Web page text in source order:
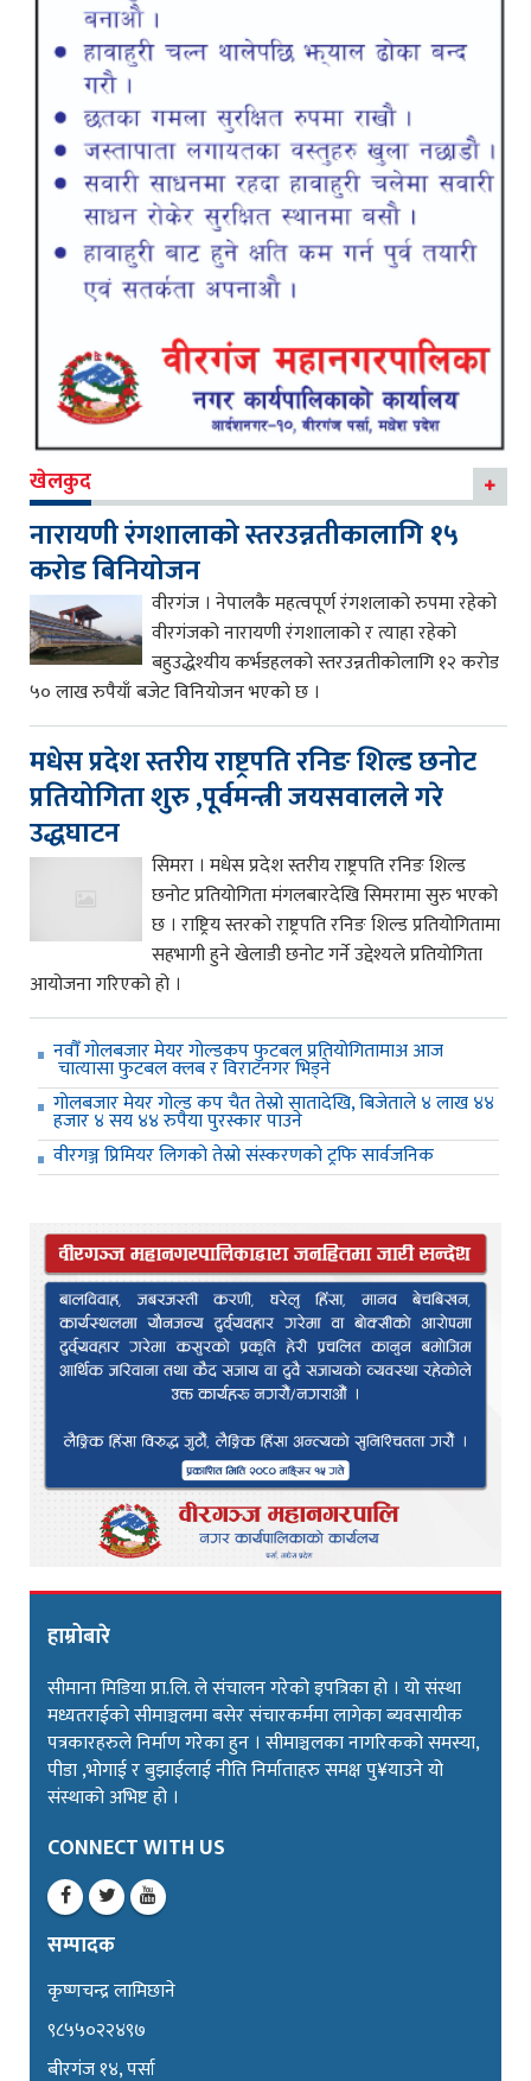
खेलकुद
नारायणी रंगशालाको स्तरउन्नतीकालागि १५
करोड बिनियोजन
वीरगंज । नेपालकै महत्वपूर्ण रंगशलाको रुपमा रहेको
वीरगंजको नारायणी रंगशालाको र त्याहा रहेको
बहुउद्धेश्यीय कर्भडहलको स्तरउन्नतीकोलागि १२ करोड
५० लाख रुपैयाँ बजेट विनियोजन भएको छ ।
मधेस प्रदेश स्तरीय राष्ट्रपति रनिङ शिल्ड छनोट
प्रतियोगिता शुरु ,पूर्वमन्त्री जयसवालले गरे
उद्धघाटन
सिमरा । मधेस प्रदेश स्तरीय राष्ट्रपति रनिङ शिल्ड
छनोट प्रतियोगिता मंगलबारदेखि सिमरामा सुरु भएको
छ । राष्ट्रिय स्तरको राष्ट्रपति रनिङ शिल्ड प्रतियोगितामा
सहभागी हुने खेलाडी छनोट गर्ने उद्देश्यले प्रतियोगिता
आयोजना गरिएको हो ।
नवौँ गोलबजार मेयर गोल्डकप फुटबल प्रतियोगितामाअ आज
चात्यासा फुटबल क्लब र विराटनगर भिड्ने
गोलबजार मेयर गोल्ड कप चैत तेस्रो सातादेखि, बिजेताले ४ लाख ४४
हजार ४ सय ४४ रुपैया पुरस्कार पाउने
वीरगञ्ज प्रिमियर लिगको तेस्रो संस्करणको ट्रफि सार्वजनिक
हाम्रोबारे
सीमाना मिडिया प्रा.लि. ले संचालन गरेको इपत्रिका हो । यो संस्था
मध्यतराईको सीमाञ्चलमा बसेर संचारकर्ममा लागेका ब्यवसायीक
पत्रकारहरुले निर्माण गरेका हुन । सीमाञ्चलका नागरिकको समस्या,
पीडा ,भोगाई र बुझाईलाई नीति निर्माताहरु समक्ष पु¥याउने यो
संस्थाको अभिष्ट हो ।
CONNECT WITH US
सम्पादक
कृष्णचन्द्र लामिछाने
९८५५०२२४९७
बीरगंज १४, पर्सा